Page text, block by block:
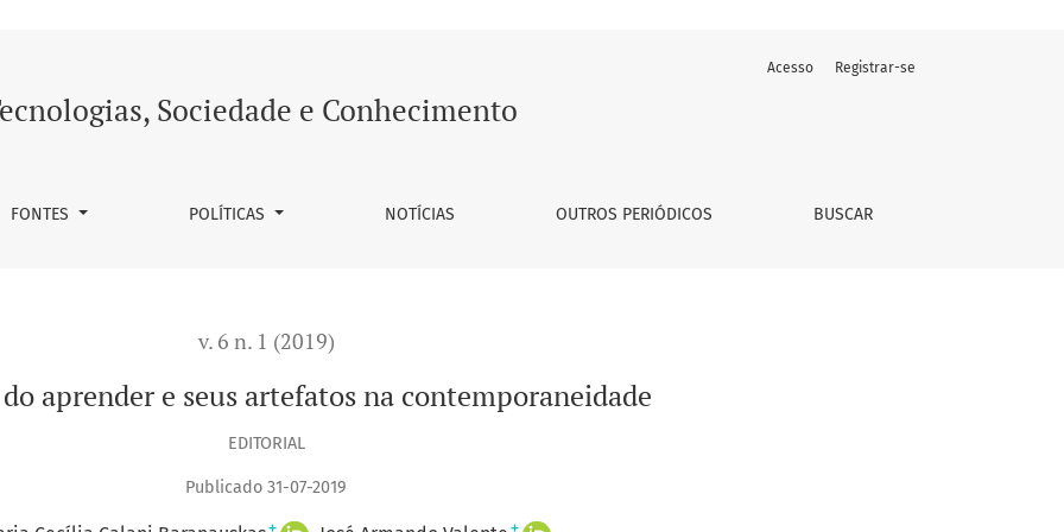
Sociedade e Conhecimento
FONTES POLÍTICAS NOTÍCIAS OUTROS PERIÓDICOS BUSCAR
Acesso Registrar-se
v. 6 n. 1 (2019)
aprender e seus artefatos na contemporaneidade
EDITORIAL
Publicado 31-07-2019
+ +